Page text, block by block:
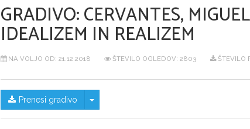
GRADIVO:CERVANTES,
IDEALIZEM IN REALIZEM
NA VOLJO OD: 21.12.2018 ŠTEVILO OGLEDOV: 2803 ŠTEVILO
Prenesi gradivo Skrij/prikaži meni